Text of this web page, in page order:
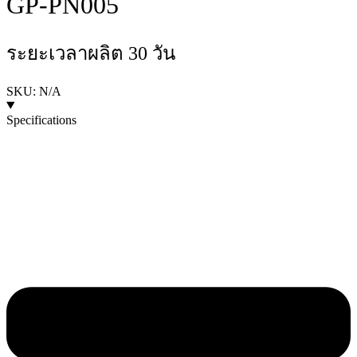
ระยะเวลาผลิต 30 วัน
SKU: N/A
Specifications